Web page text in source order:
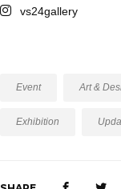
vs24gallery
Event Art &
Exhibition